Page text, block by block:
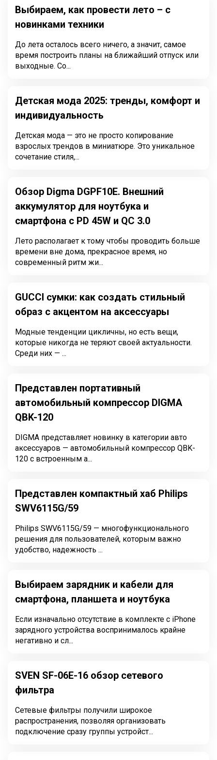
Выбираем, как провести лето – с
новинками техники
До лета осталось всего ничего, а значит, самое
время построить планы на ближайший отпуск или
выходные. Со...
Детская мода 2025: тренды, комфорт и
индивидуальность
Детская мода — это не просто копирование
взрослых трендов в миниатюре. Это уникальное
сочетание стиля,...
Обзор Digma DGPF10E. Внешний
аккумулятор для ноутбука и
смартфона с PD 45W и QC 3.0
Лето располагает к тому чтобы проводить больше
времени вне дома, прекрасное время, но
современный ритм жи...
GUCCI сумки: как создать стильный
образ с акцентом на аксессуары
Модные тенденции цикличны, но есть вещи,
которые никогда не теряют своей актуальности.
Среди них — ...
Представлен портативный
автомобильный компрессор DIGMA
QBK-120
DIGMA представляет новинку в категории авто
аксессуаров — автомобильный компрессор QBK-
120 с встроенным а...
Представлен компактный хаб Philips
SWV6115G/59
Philips SWV6115G/59 — многофункционального
решения для пользователей, которым важно
удобство, надежность ...
Выбираем зарядник и кабели для
смартфона, планшета и ноутбука
Если изначально отсутствие в комплекте с iPhone
зарядного устройства воспринималось крайне
негативно и сл...
SVEN SF-06E-16 обзор сетевого
фильтра
Сетевые фильтры получили широкое
распространения, позволяя организовать
подключение сразу группы устройст...